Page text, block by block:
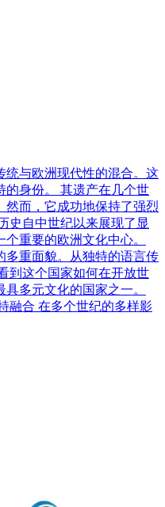
统与欧洲现代性的混合。这
的身份。 其遗产在几个世
然而，它成功地保持了强烈
史自中世纪以来展现了显
重要的欧洲文化中心。
多重面貌。从独特的语言传
到这个国家如何在开放世
多元文化的国家之一。
融合 在多个世纪的多样影